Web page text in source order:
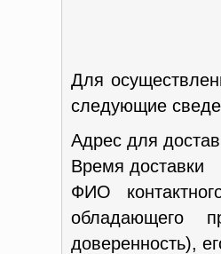
Для
следующие
Адрес для
Время доставки
ФИО
обладающего
доверенность),